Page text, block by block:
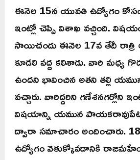
ఈనెల 15న యువతి ఉద్యోగం కోసం
ఇంట్లో చెప్పి విశాఖ వచ్చింది. విషయం
సాయిచందు ఈనెల 17వ తేదీ రాత్రి
కూడలి వద్ద కలిశాడు. వారి మధ్య
ఉందని భావించిన అతని తల్లి
వచ్చారు. వారిద్దరిని గణేశనగర్లోని
విషయాన్ని యమున
ద్వారా సమాచారం అందించారు.
ఉద్యోగం వెతుక్కోవడానికి